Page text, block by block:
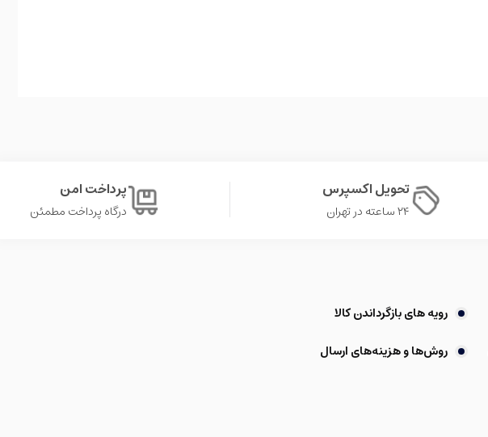
تحویل اکسپرس
۲۴ ساعته در تهران
پرداخت امن
درگاه پرداخت مطمئن
رویه های بازگرداندن کالا
روش‌ها و هزینه‌های ارسال